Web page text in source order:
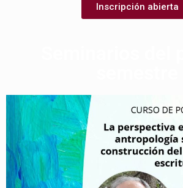
Inscripción abierta